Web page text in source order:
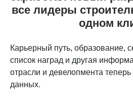
все лидеры
одном
Карьерный путь, образование,
список наград и другая
отрасли и девелопмента
данных.